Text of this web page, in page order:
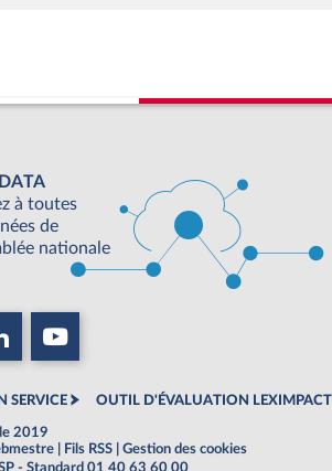
à toutes
de
nationale
SERVICE OUTIL D'ÉVALUATION LEXIMPACT
2019
Fils RSS
Gestion des cookies
- Standard 01 40 63 60 00